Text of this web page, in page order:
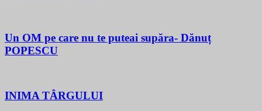
Un OM pe care nu te puteai supăra- Dănuț
POPESCU
INIMA TÂRGULUI